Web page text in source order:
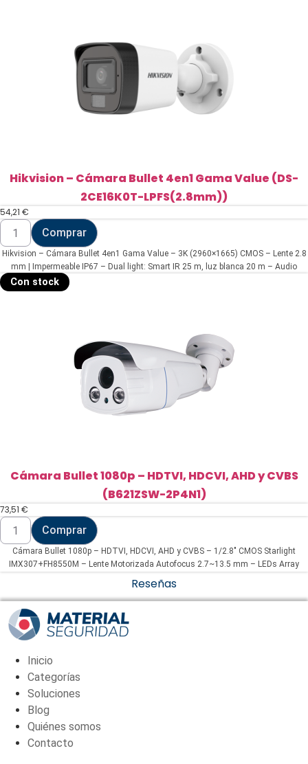
Hikvision – Cámara Bullet 4en1 Gama Value (DS-
2CE16K0T-LPFS(2.8mm))
54,21 €
Hikvision
Cámara
Bullet
4en1
Gama
Value
Comprar
Hikvision – Cámara Bullet 4en1 Gama Value – 3K (2960×1665) CMOS – Lente 2.8
mm | Impermeable IP67 – Dual light: Smart IR 25 m, luz blanca 20 m – Audio
Con stock
Cámara Bullet 1080p – HDTVI, HDCVI, AHD y CVBS
(B621ZSW-2P4N1)
73,51 €
Cámara
Bullet
1080p
HDTVI,
y
CVBS
(B621ZSW-
2P4N1)
cantidad
Comprar
Cámara Bullet 1080p – HDTVI, HDCVI, AHD y CVBS – 1/2.8" CMOS Starlight
IMX307+FH8550M – Lente Motorizada Autofocus 2.7~13.5 mm – LEDs Array
Reseñas
Inicio
Categorías
Soluciones
Blog
Quiénes somos
Contacto